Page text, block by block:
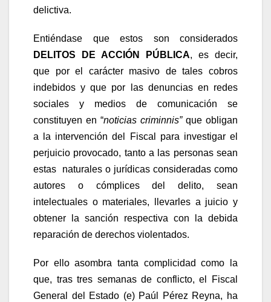
delictiva.
Entiéndase que estos son considerados
DELITOS DE ACCIÓN PÚBLICA, es decir,
que por el carácter masivo de tales cobros
indebidos y que por las denuncias en redes
sociales y medios de comunicación se
constituyen en “noticias criminnis” que obligan
a la intervención del Fiscal para investigar el
perjuicio provocado, tanto a las personas sean
estas naturales o jurídicas consideradas como
autores o cómplices del delito, sean
intelectuales o materiales, llevarles a juicio y
obtener la sanción respectiva con la debida
reparación de derechos violentados.
Por ello asombra tanta complicidad como la
que, tras tres semanas de conflicto, el Fiscal
General del Estado (e) Paúl Pérez Reyna, ha